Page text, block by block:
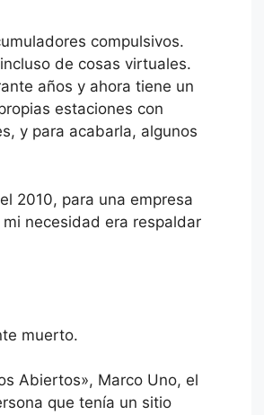
compulsivos.
de cosas virtuales.
años y ahora tiene un
estaciones con
y para acabarla, algunos
2010, para una empresa
necesidad era respaldar
muerto.
Abiertos», Marco Uno, el
que tenía un sitio